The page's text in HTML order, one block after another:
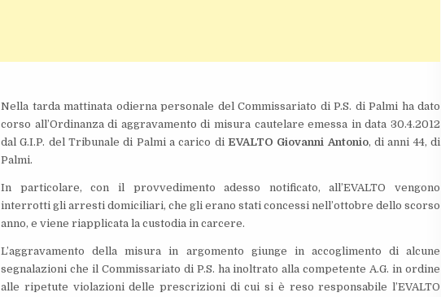
Nella tarda mattinata odierna personale del Commissariato di P.S. di Palmi ha dato
corso all’Ordinanza di aggravamento di misura cautelare emessa in data 30.4.2012
dal G.I.P. del Tribunale di Palmi a carico diEVALTO Giovanni Antonio, di anni 44, di
Palmi.
In particolare, con il provvedimento adesso notificato, all’EVALTO vengono
interrotti gli arresti domiciliari, che gli erano stati concessi nell’ottobre dello scorso
anno, e viene riapplicata la custodia in carcere.
L’aggravamento della misura in argomento giunge in accoglimento di alcune
segnalazioni che il Commissariato di P.S. ha inoltrato alla competente A.G. in ordine
alle ripetute violazioni delle prescrizioni di cui si è reso responsabile l’EVALTO